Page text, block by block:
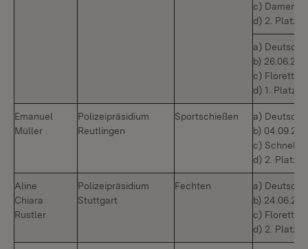
c)
d) 2. Platz
a)
b)
c) Florett
d) 1. Platz
Emanuel
Müller
Polizeipräsidium
Reutlingen
Sportschießen
a)
b)
c)
d) 2. Platz
Aline
Chiara
Rustler
Polizeipräsidium
Stuttgart
Fechten
a)
b)
c) Florett
d) 2. Platz